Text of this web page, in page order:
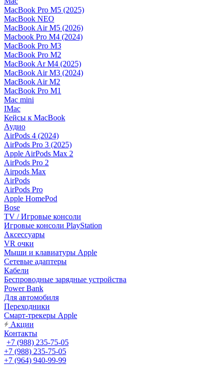
MacBook Pro M5 (2025)
MacBook NEO
MacBook Air M5 (2026)
Macbook Pro M4 (2024)
MacBook Pro M3
MacBook Pro M2
MacBook Ar M4 (2025)
MacBook Air M3 (2024)
MacBook Air M2
MacBook Pro M1
Mac mini
IMac
Кейсы к MacBook
Аудио
AirPods 4 (2024)
AirPods Pro 3 (2025)
Apple AirPods Max 2
AirPods Pro 2
Airpods Max
AirPods
AirPods Pro
Apple HomePod
Bose
TV / Игровые консоли
Игровые консоли PlayStation
Аксессуары
VR очки
Мыши и клавиатуры Apple
Сетевые адаптеры
Кабели
Беспроводные зарядные устройства
Power Bank
Для автомобиля
Переходники
Смарт-трекеры Apple
Акции
Контакты
+7 (988) 235-75-05
+7 (988) 235-75-05
+7 (964) 940-99-99